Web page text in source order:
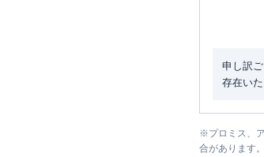
申し訳
存在いた
※プロミス、
合があります。